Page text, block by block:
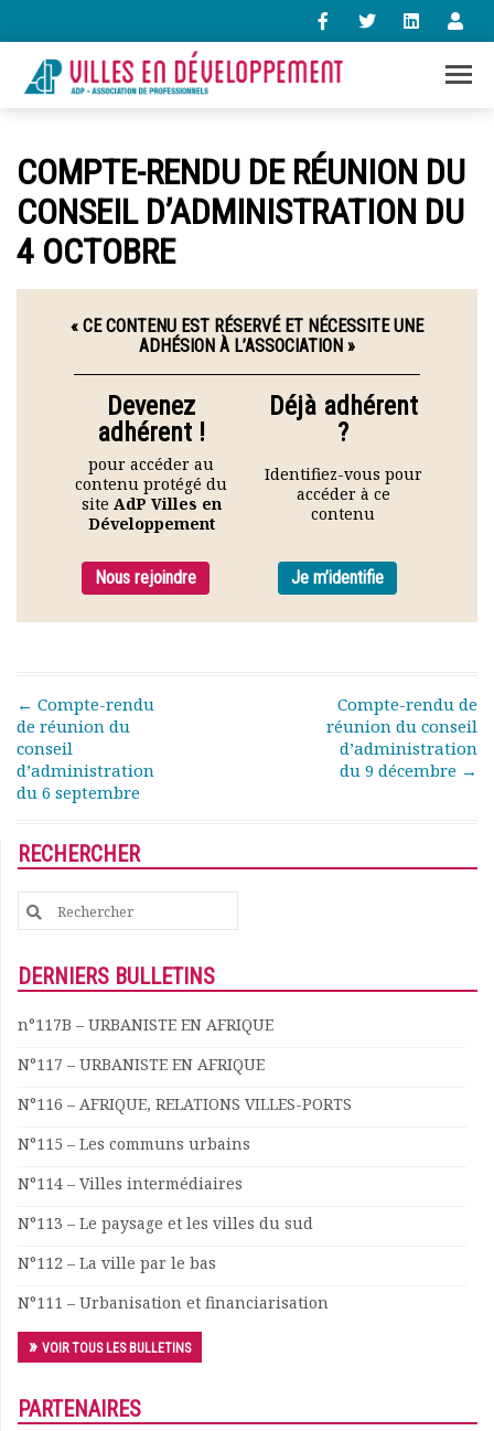
contact@villes-developpement.org
Accueil
Présentation vidéo
Statuts de l’association
Vie de l’association
Calendrier des activités
Assemblées générales
Comptes rendus mensuels
Rapports moraux
Rapports financiers
Nous rejoindre
Le bulletin
développement
Kiosk
Ressources
Nos actions
Podcast-AdP
Journées d’études
Matinales
Nos partenaires
Publications et rapports
Documents
Annuaire
Offres d’emploi
Actualités
Nous contacter
COMPTE-RENDU DE RÉUNION DU
CONSEIL D’ADMINISTRATION DU
4 OCTOBRE
« CE CONTENU EST RÉSERVÉ ET NÉCESSITE UNE
ADHÉSION À L’ASSOCIATION »
Devenez
adhérent !
pour accéder au
contenu protégé du
site AdP Villes en
Développement
Nous rejoindre
Déjà adhérent
?
Identifiez-vous pour
accéder à ce
contenu
Je m’identifie
Post navigation
← Compte-rendu
de réunion du
conseil
d’administration
du 6 septembre
Compte-rendu de
réunion du conseil
d’administration
du 9 décembre →
RECHERCHER
Search
for:
DERNIERS BULLETINS
n°117B – URBANISTE EN AFRIQUE
N°117 – URBANISTE EN AFRIQUE
N°116 – AFRIQUE, RELATIONS VILLES-PORTS
N°115 – Les communs urbains
N°114 – Villes intermédiaires
N°113 – Le paysage et les villes du sud
N°112 – La ville par le bas
N°111 – Urbanisation et financiarisation
VOIR TOUS LES BULLETINS
PARTENAIRES